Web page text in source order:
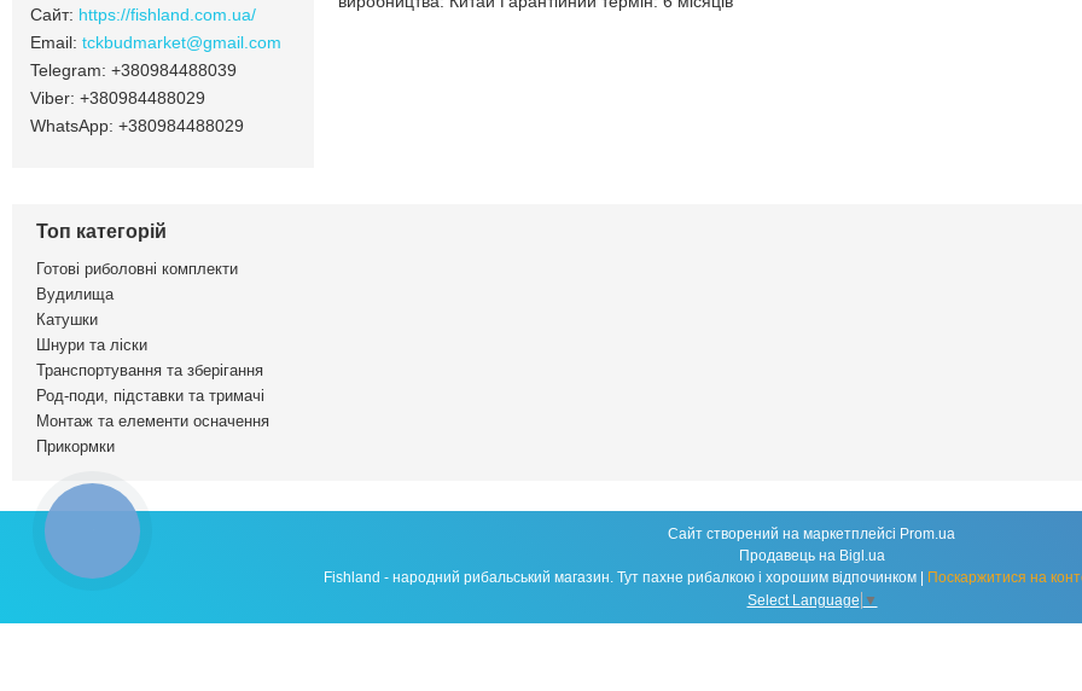
https://fishland.com.ua/
tckbudmarket@gmail.com
+380984488039
+380984488029
+380984488029
Топ категорій
Готові риболовні комплекти
Вудилища
Катушки
Шнури та ліски
Транспортування та зберігання
Род-поди, підставки та тримачі
Монтаж та елементи осначення
Прикормки
Сайт створений на маркетплейсі Prom.ua
Продавець на Bigl.ua
Поскаржитися на
Select Language ▼